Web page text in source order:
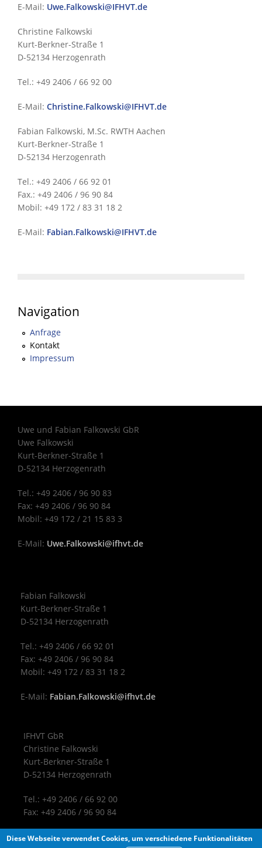
E-Mail: Uwe.Falkowski@IFHVT.de
Christine Falkowski
Kurt-Berkner-Straße 1
D-52134 Herzogenrath
Tel.: +49 2406 / 66 92 00
E-Mail: Christine.Falkowski@IFHVT.de
Fabian Falkowski, M.Sc. RWTH Aachen
Kurt-Berkner-Straße 1
D-52134 Herzogenrath
Tel.: +49 2406 / 66 92 01
Fax.: +49 2406 / 96 90 84
Mobil: +49 172 / 83 31 18 2
E-Mail: Fabian.Falkowski@IFHVT.de
Navigation
Anfrage
Kontakt
Impressum
Uwe und Fabian Falkowski GbR
Uwe Falkowski
Kurt-Berkner-Straße 1
D-52134 Herzogenrath
Tel.: +49 2406 / 96 90 83
Fax: +49 2406 / 96 90 84
Mobil: +49 172 / 21 15 83 3
E-Mail: Uwe.Falkowski@ifhvt.de
Fabian Falkowski
Kurt-Berkner-Straße 1
D-52134 Herzogenrath
Tel.: +49 2406 / 66 92 01
Fax: +49 2406 / 96 90 84
Mobil: +49 172 / 83 31 18 2
E-Mail: Fabian.Falkowski@ifhvt.de
IFHVT GbR
Christine Falkowski
Kurt-Berkner-Straße 1
D-52134 Herzogenrath
Tel.: +49 2406 / 66 92 00
Fax: +49 2406 / 96 90 84
Diese Webseite verwendet Cookies, um verschiedene Funktionalitäten